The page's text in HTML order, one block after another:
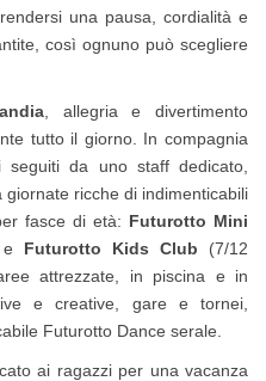
una pausa, cordialità e
così ognuno può scegliere
, allegria e divertimento
tutto il giorno. In compagnia
da uno staff dedicato,
ricche di indimenticabili
fasce di età: Futurotto Mini
e Futurotto Kids Club (7/12
attrezzate, in piscina e in
e creative, gare e tornei,
Futurotto Dance serale.
ai ragazzi per una vacanza